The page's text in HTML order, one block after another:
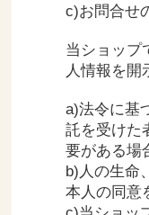
c)お問合せ
当ショップ
人情報を開
a)法令に基
託を受けた
要がある場
b)人の生命
本人の同意